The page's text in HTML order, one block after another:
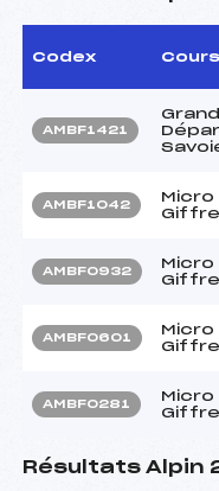
Codex
AMBF1421
AMBF1042
Micro
Giffre
AMBF0932
Micro
Giffre
AMBF0601
Micro
Giffre
AMBF0281
Micro
Giffre
Résultats Alpin